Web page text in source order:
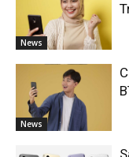
News
News